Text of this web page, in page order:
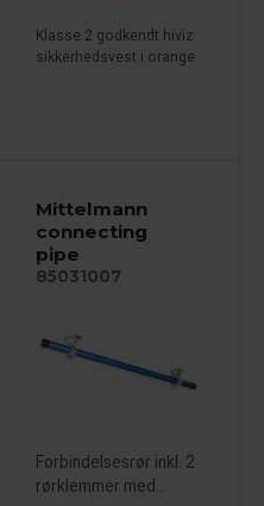
Klasse 2 godkendt hiviz
sikkerhedsvest i orange
Mittelmann
connecting
pipe
85031007
Forbindelsesrør inkl. 2
rørklemmer med...